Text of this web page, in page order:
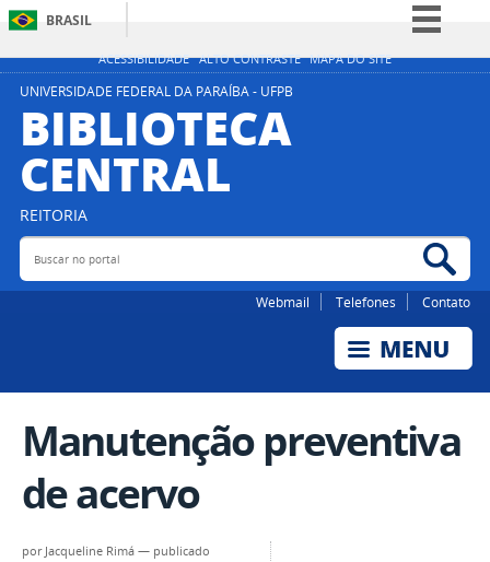
ACESSIBILIDADE ALTO CONTRASTE MAPA DO SITE
BRASIL
Simplifique!
UNIVERSIDADE FEDERAL DA PARAÍBA - UFPB
BIBLIOTECA
CENTRAL
REITORIA
Buscar no portal
Webmail Telefones Contato
Manutenção preventiva
de acervo
por Jacqueline Rimá — publicado